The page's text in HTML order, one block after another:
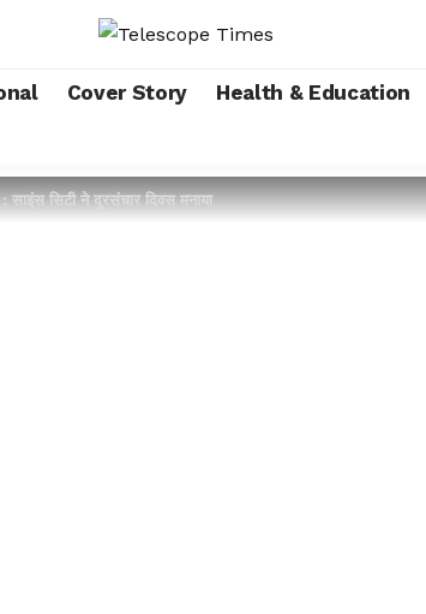
Cover Story Health & Education
सिटी ने दूरसंचार दिवस मनाया